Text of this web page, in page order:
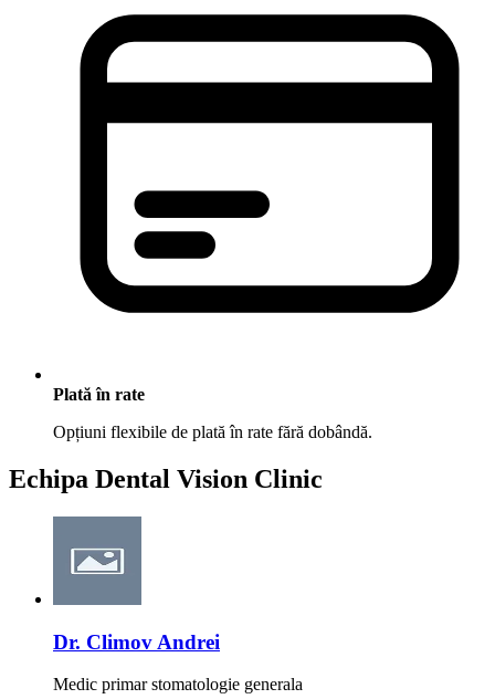
Plată în rate
Opțiuni flexibile de plată în rate fără dobândă.
Echipa Dental Vision Clinic
Dr. Climov Andrei
Medic primar stomatologie generala